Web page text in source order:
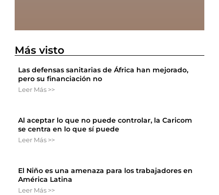
Más visto
Las defensas sanitarias de África han mejorado,
pero su financiación no
Leer Más >>
Al aceptar lo que no puede controlar, la Caricom
se centra en lo que sí puede
Leer Más >>
El Niño es una amenaza para los trabajadores en
América Latina
Leer Más >>